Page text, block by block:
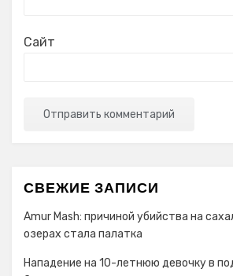
Сайт
СВЕЖИЕ ЗАПИСИ
Amur Mash: причиной убийства на
озерах стала палатка
Нападение на 10-летнюю девочку в